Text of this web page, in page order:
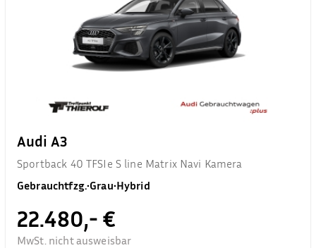
Audi A3
Sportback 40 TFSIe S line Matrix Navi Kamera
Gebrauchtfzg.•Grau•Hybrid
22.480,- €
MwSt. nicht ausweisbar